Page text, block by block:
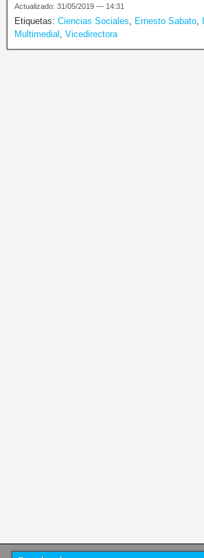
Actualizado: 31/05/2019 — 14:31
Etiquetas: Ciencias Sociales, Ernesto Sabato,
Multimedial , Vicedirectora